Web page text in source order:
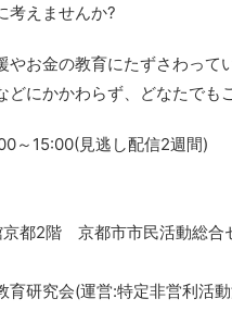
考えませんか?
やお金の教育にたずさわって
にかかわらず、どなたでも
～15:00(見逃し配信2週間)
都2階 京都市市民活動総合
育研究会(運営:特定非営利活